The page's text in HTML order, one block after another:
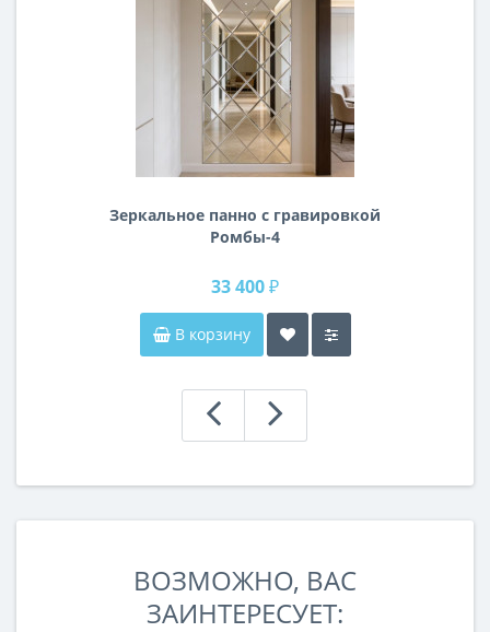
Зеркальное панно с гравировкой
Ромбы-4
33 400 ₽
В корзину
ВОЗМОЖНО, ВАС
ЗАИНТЕРЕСУЕТ: